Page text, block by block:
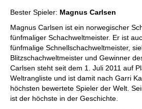
Bester Spieler: Magnus Carlsen
Magnus Carlsen ist ein norwegischer
fünfmaliger Schachweltmeister. Er ist
fünfmalige Schnellschachweltmeister,
Blitzschachweltmeister und Gewinner
Carlsen steht seit dem 1. Juli 2011 auf
Weltrangliste und ist damit nach Garri
höchsten bewertete Spieler der Welt.
ist der höchste in der Geschichte.